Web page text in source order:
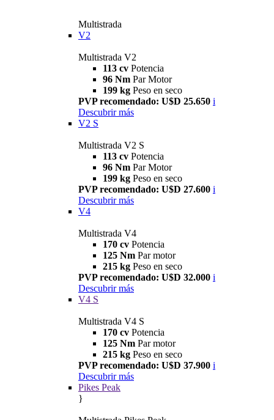
Multistrada
V2
Multistrada V2
113 cv Potencia
96 Nm Par Motor
199 kg Peso en seco
PVP recomendado: U$D 25.650 i
Descubrir más
V2 S
Multistrada V2 S
113 cv Potencia
96 Nm Par Motor
199 kg Peso en seco
PVP recomendado: U$D 27.600 i
Descubrir más
V4
Multistrada V4
170 cv Potencia
125 Nm Par motor
215 kg Peso en seco
PVP recomendado: U$D 32.000 i
Descubrir más
V4 S
Multistrada V4 S
170 cv Potencia
125 Nm Par motor
215 kg Peso en seco
PVP recomendado: U$D 37.900 i
Descubrir más
Pikes Peak
}